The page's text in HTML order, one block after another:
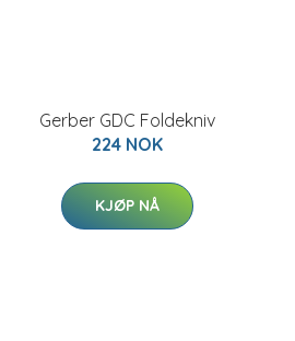
Gerber GDC Foldekniv
224 NOK
KJØP NÅ